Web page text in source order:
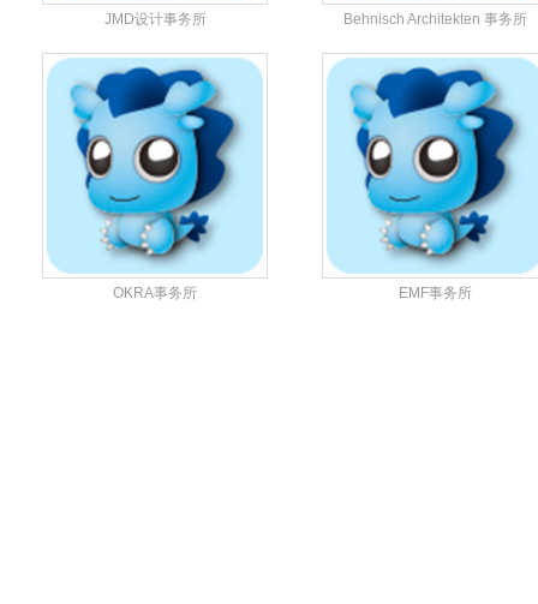
JMD设计事务所 Behnisch Architekten 事务所
OKRA事务所 EMF事务所